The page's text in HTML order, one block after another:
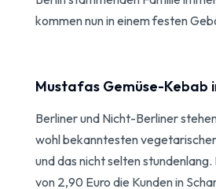
kommen nun in einem festen
​Mustafas Gemüse-Kebab
Berliner und Nicht-Berliner
wohl bekanntesten
und das nicht selten
von 2,90 Euro die Kunden in